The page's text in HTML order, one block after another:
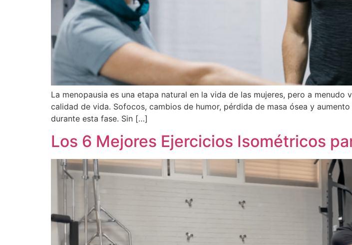
La menopausia es una etapa natural en la vida de las mujeres, pero a
calidad de vida. Sofocos, cambios de humor, pérdida de masa ósea y
durante esta fase. Sin […]
Los 6 Mejores Ejercicios Isométricos